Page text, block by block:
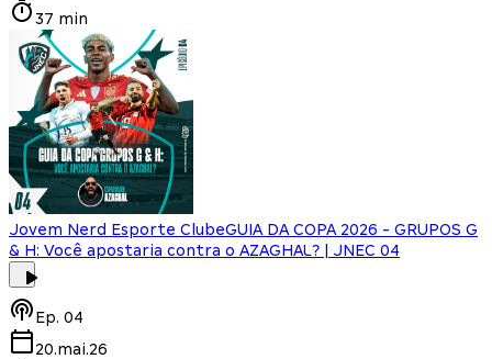
37 min
Jovem Nerd Esporte ClubeGUIA DA COPA 2026 - GRUPOS G
& H: Você apostaria contra o AZAGHAL? | JNEC 04
Ep. 04
20.mai.26